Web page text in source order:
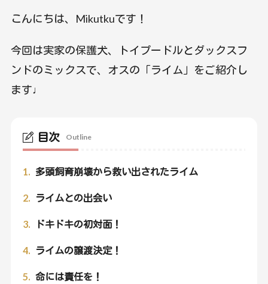
こんにちは、Mikutkuです！
今回は実家の保護犬、トイプードルとダックスフ
ンドのミックスで、オスの「ライム」をご紹介し
ます♩
目次 Outline
1. 多頭飼育崩壊から救い出されたライム
2. ライムとの出会い
3. ドキドキの初対面！
4. ライムの譲渡決定！
5. 命には責任を！